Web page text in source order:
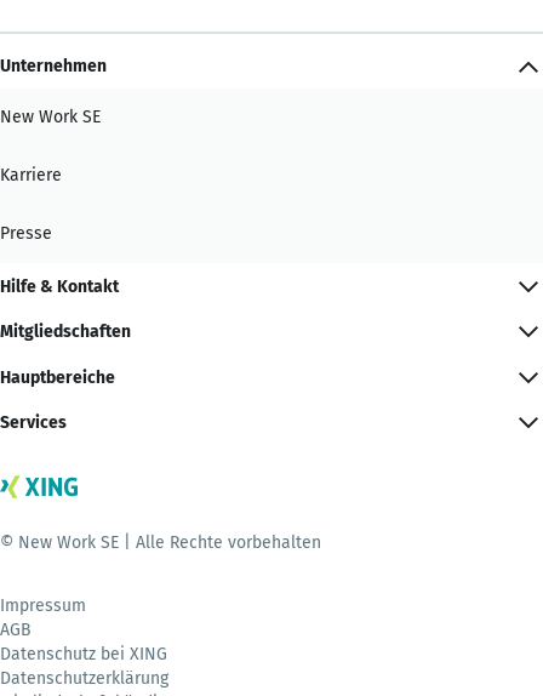
Unternehmen
New Work SE
Karriere
Presse
Hilfe & Kontakt
Mitgliedschaften
Hauptbereiche
Services
© New Work SE | Alle Rechte vorbehalten
Impressum
AGB
Datenschutz bei XING
Datenschutzerklärung